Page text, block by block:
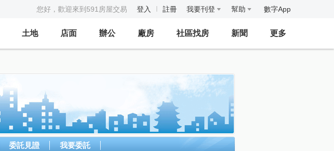
您好，歡迎來到591房屋交易 登入 註冊 我要刊登 幫助 數字App
土地 店面 辦公 廠房 社區找房 新聞 更多
委託見證 我要委託